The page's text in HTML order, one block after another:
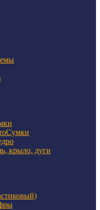
крыло, дуги